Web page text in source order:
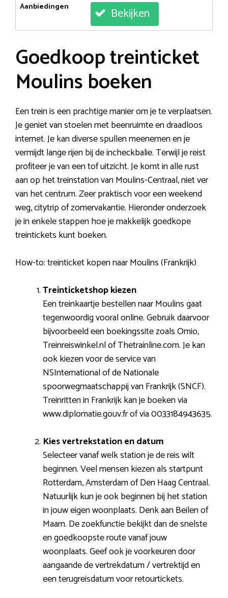
Aanbiedingen
Bekijken
Goedkoop treinticket
Moulins boeken
Een trein is een prachtige manier om je te verplaatsen.
Je geniet van stoelen met beenruimte en draadloos
internet. Je kan diverse spullen meenemen en je
vermijdt lange rijen bij de incheckbalie. Terwijl je reist
profiteer je van een tof uitzicht. Je komt in alle rust
aan op het treinstation van Moulins-Centraal, niet ver
van het centrum. Zeer praktisch voor een weekend
weg, citytrip of zomervakantie. Hieronder onderzoek
je in enkele stappen hoe je makkelijk goedkope
treintickets kunt boeken.
How-to: treinticket kopen naar Moulins (Frankrijk)
Treinticketshop kiezen
Een treinkaartje bestellen naar Moulins gaat
tegenwoordig vooral online. Gebruik daarvoor
bijvoorbeeld een boekingssite zoals Omio,
Treinreiswinkel.nl of Thetrainline.com. Je kan
ook kiezen voor de service van
NSInternational of de Nationale
spoorwegmaatschappij van Frankrijk (SNCF).
Treinritten in Frankrijk kan je boeken via
www.diplomatie.gouv.fr of via 0033184943635.
Kies vertrekstation en datum
Selecteer vanaf welk station je de reis wilt
beginnen. Veel mensen kiezen als startpunt
Rotterdam, Amsterdam of Den Haag Centraal.
Natuurlijk kun je ook beginnen bij het station
in jouw eigen woonplaats. Denk aan Beilen of
Maarn. De zoekfunctie bekijkt dan de snelste
en goedkoopste route vanaf jouw
woonplaats. Geef ook je voorkeuren door
aangaande de vertrekdatum / vertrektijd en
een terugreisdatum voor retourtickets.